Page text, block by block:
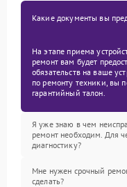
Какие документы вы
На этапе приема
ремонт вам будет
обязательств на ваше
по ремонту техники, вы
гарантийный талон.
Я уже знаю в чем
ремонт необходим. Для
диагностику?
Мне нужен срочный
сделать?